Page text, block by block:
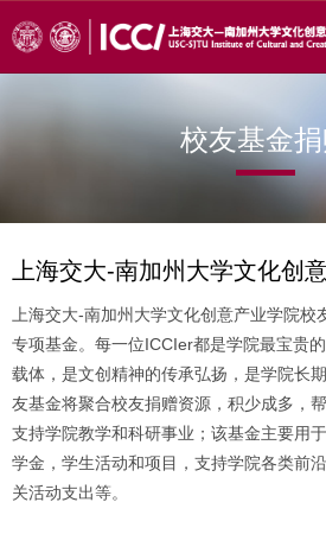
校友基金
上海交大-南加州大学文化创
上海交大-南加州大学文化创意产业学院
专项基金。每一位ICCIer都是学院最宝贵
载体，是文创精神的传承弘扬，是学院长
友基金将聚合校友捐赠资源，积少成多，
支持学院教学和科研事业；该基金主要用
学金，学生活动和项目，支持学院各类前
关活动支出等。